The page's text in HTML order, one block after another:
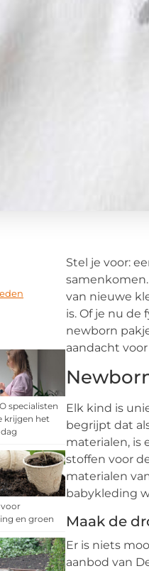
specialisten
krijgen het
voor
en groen
Stel je voor:
van nieuwe
is. Of je nu
newborn
aandacht
Elk kind is
begrijpt dat
materialen, is
stoffen voor
materialen
babykleding
Maak de
Er is niets
aanbod van